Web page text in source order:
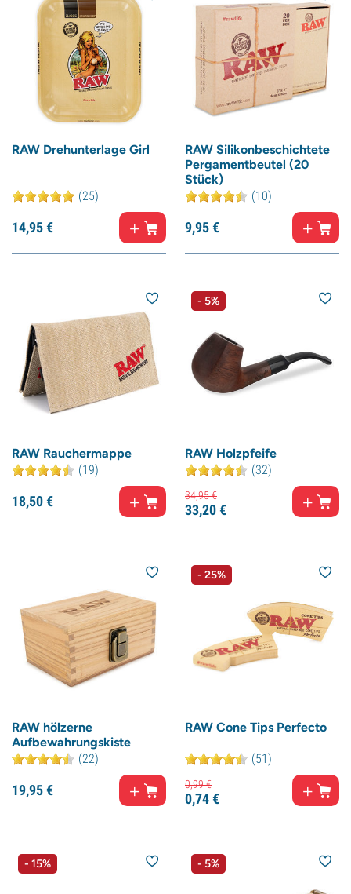
RAW Drehunterlage Girl
(25)
14,95€
RAW Silikonbeschichtete
Pergamentbeutel (20
Stück)
(10)
9,95€
RAW Rauchermappe
(19)
18,50€
- 5%
RAW Holzpfeife
(32)
34,95€
33,20€
RAW hölzerne
Aufbewahrungskiste
(22)
19,95€
- 25%
RAW Cone Tips Perfecto
(51)
0,99€
0,74€
- 15% - 5%